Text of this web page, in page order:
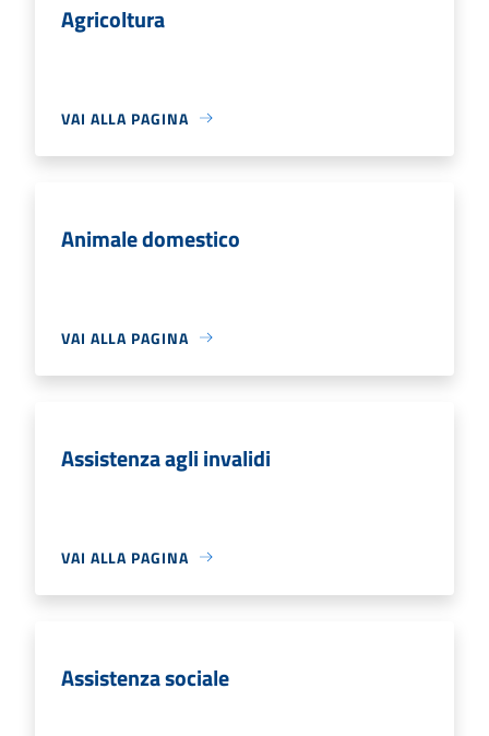
Agricoltura
VAI ALLA PAGINA
Animale domestico
VAI ALLA PAGINA
Assistenza agli invalidi
VAI ALLA PAGINA
Assistenza sociale